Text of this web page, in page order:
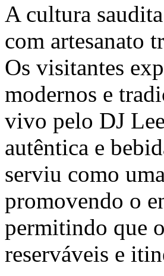
A cultura
com artesanato
Os visitantes
modernos e
vivo pelo DJ
autêntica e
serviu como
promovendo o
permitindo que
reserváveis e